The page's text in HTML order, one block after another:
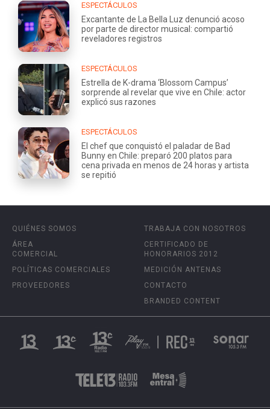
ESPECTÁCULOS
Excantante de La Bella Luz denunció acoso
por parte de director musical: compartió
reveladores registros
ESPECTÁCULOS
Estrella de K-drama ‘Blossom Campus’
sorprende al revelar que vive en Chile: actor
explicó sus razones
ESPECTÁCULOS
El chef que conquistó el paladar de Bad
Bunny en Chile: preparó 200 platos para
cena privada en menos de 24 horas y artista
se repitió
QUIÉNES SOMOS
ÁREA
COMERCIAL
POLÍTICAS COMERCIALES
PROVEEDORES
TRABAJA CON NOSOTROS
CERTIFICADO DE
HONORARIOS 2012
MEDICIÓN ANTENAS
CONTACTO
BRANDED CONTENT